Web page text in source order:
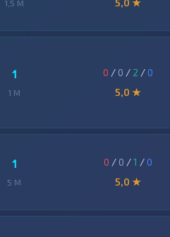
1,5 M
5,0 ★
1
1 M
0 / 0 / 2 /0
5,0 ★
1
5 M
0 / 0 /1 /0
5,0 ★